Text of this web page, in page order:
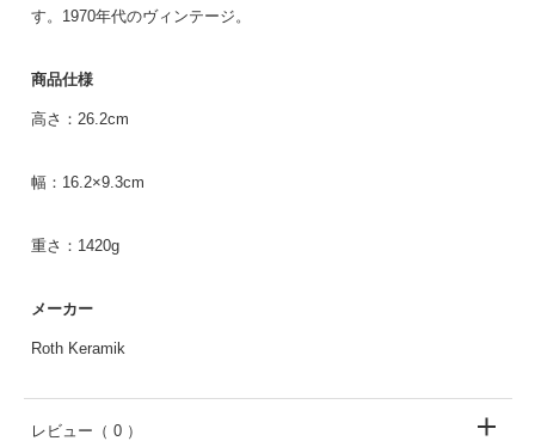
す。1970年代のヴィンテージ。
商品仕様
高さ：26.2cm
幅：16.2×9.3cm
重さ：1420g
メーカー
Roth Keramik
レビュー （ 0 ）